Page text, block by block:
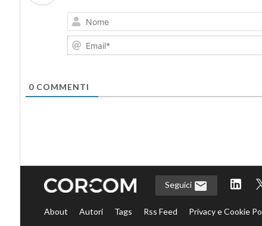
0COMMENTI
Seguici
About Autori Tags Rss Feed Privacy e Cookie